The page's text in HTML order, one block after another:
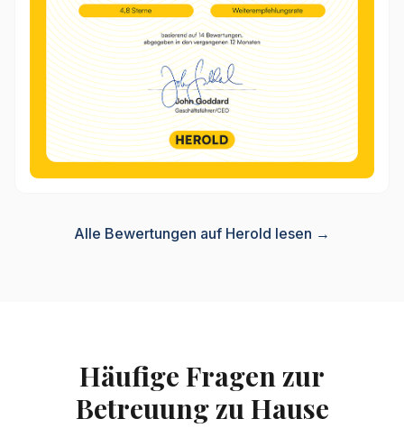
Alle Bewertungen auf Herold lesen →
Häufige Fragen zur
Betreuung zu Hause